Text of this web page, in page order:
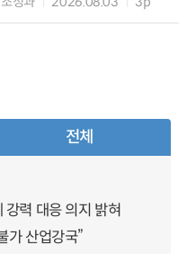
전체
강력 대응 의지 밝혀
가 산업강국”